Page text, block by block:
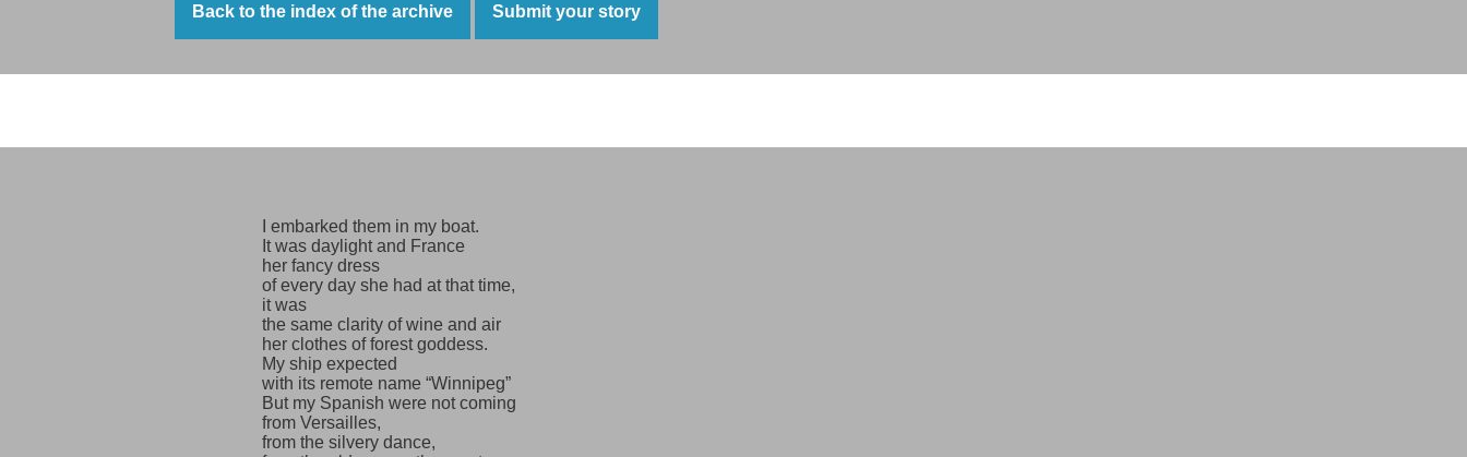
Back to the index of the archive Submit your story
I embarked them in my boat.
It was daylight and France
her fancy dress
of every day she had at that time,
it was
the same clarity of wine and air
her clothes of forest goddess.
My ship expected
with its remote name “Winnipeg”
But my Spanish were not coming
from Versailles,
from the silvery dance,